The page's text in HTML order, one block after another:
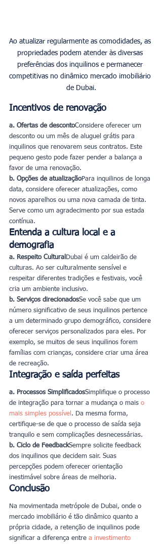
Ao atualizar regularmente as comodidades, as
propriedades podem atender às diversas
preferências dos inquilinos e permanecer
competitivas no dinâmico mercado imobiliário
de Dubai.
Incentivos de renovação
a. Ofertas de descontoConsidere oferecer um
desconto ou um mês de aluguel grátis para
inquilinos que renovarem seus contratos. Este
pequeno gesto pode fazer pender a balança a
favor de uma renovação.
b. Opções de atualizaçãoPara inquilinos de longa
data, considere oferecer atualizações, como
novos aparelhos ou uma nova camada de tinta.
Serve como um agradecimento por sua estada
contínua.
Entenda a cultura local e a
demografia
a. Respeito Cultural Dubai é um caldeirão de
culturas. Ao ser culturalmente sensível e
respeitar diferentes tradições e festivais, você
cria um ambiente inclusivo.
b. Serviços direcionadosSe você sabe que um
número significativo de seus inquilinos pertence
a um determinado grupo demográfico, considere
oferecer serviços personalizados para eles. Por
exemplo, se muitos de seus inquilinos forem
famílias com crianças, considere criar uma área
de recreação.
Integração e saída perfeitas
a. Processos SimplificadosSimplifique o processo
de integração para tornar a mudança o mais o
mais simples possível . Da mesma forma,
certifique-se de que o processo de saída seja
tranquilo e sem complicações desnecessárias.
b. Ciclo de FeedbackSempre solicite feedback
dos inquilinos que decidem sair. Suas
percepções podem oferecer orientação
inestimável sobre áreas de melhoria.
Conclusão
Na movimentada metrópole de Dubai, onde o
mercado imobiliário é tão dinâmico quanto a
própria cidade, a retenção de inquilinos pode
significar a diferença entre a investimento